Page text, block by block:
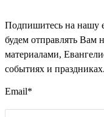
Подпишитесь на нашу
будем отправлять Вам
материалами,
событиях и праздниках.
Email*